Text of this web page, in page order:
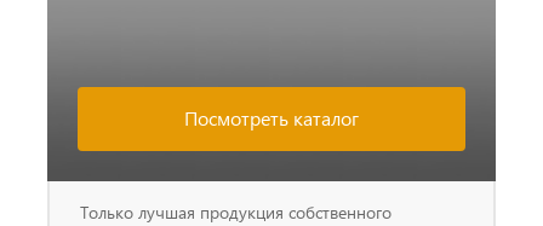
Посмотреть каталог
Только лучшая продукция собственного